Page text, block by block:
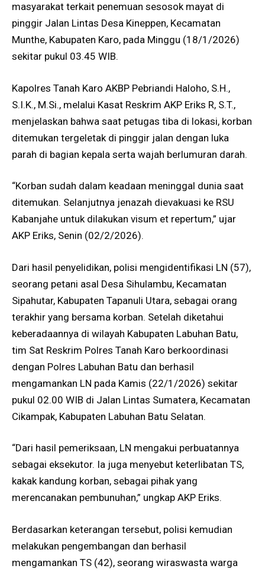
masyarakat terkait penemuan sesosok mayat di
pinggir Jalan Lintas Desa Kineppen, Kecamatan
Munthe, Kabupaten Karo, pada Minggu (18/1/2026)
sekitar pukul 03.45 WIB.
Kapolres Tanah Karo AKBP Pebriandi Haloho, S.H.,
S.I.K., M.Si., melalui Kasat Reskrim AKP Eriks R, S.T.,
menjelaskan bahwa saat petugas tiba di lokasi, korban
ditemukan tergeletak di pinggir jalan dengan luka
parah di bagian kepala serta wajah berlumuran darah.
“Korban sudah dalam keadaan meninggal dunia saat
ditemukan. Selanjutnya jenazah dievakuasi ke RSU
Kabanjahe untuk dilakukan visum et repertum,” ujar
AKP Eriks, Senin (02/2/2026).
Dari hasil penyelidikan, polisi mengidentifikasi LN (57),
seorang petani asal Desa Sihulambu, Kecamatan
Sipahutar, Kabupaten Tapanuli Utara, sebagai orang
terakhir yang bersama korban. Setelah diketahui
keberadaannya di wilayah Kabupaten Labuhan Batu,
tim Sat Reskrim Polres Tanah Karo berkoordinasi
dengan Polres Labuhan Batu dan berhasil
mengamankan LN pada Kamis (22/1/2026) sekitar
pukul 02.00 WIB di Jalan Lintas Sumatera, Kecamatan
Cikampak, Kabupaten Labuhan Batu Selatan.
“Dari hasil pemeriksaan, LN mengakui perbuatannya
sebagai eksekutor. Ia juga menyebut keterlibatan TS,
kakak kandung korban, sebagai pihak yang
merencanakan pembunuhan,” ungkap AKP Eriks.
Berdasarkan keterangan tersebut, polisi kemudian
melakukan pengembangan dan berhasil
mengamankan TS (42), seorang wiraswasta warga